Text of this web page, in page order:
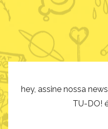
hey, assine nossa
TU-DO!